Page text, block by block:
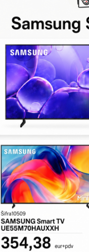
Proizvodi Najpopularnije
Roger Technology